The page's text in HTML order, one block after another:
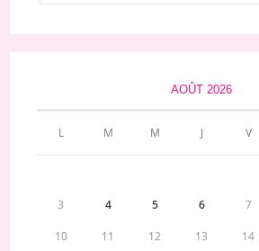
AOÛT 2026
L M M J V
3 4 5 6 7
10 11 12 13 14